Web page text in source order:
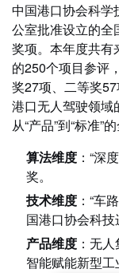
“无人驾驶、有人
市成网
无人配送车“遍地
中国港口协会科学
公室批准设立的全
奖项。本年度共有
的250个项目参评
奖27项、二等奖
港口无人驾驶领域
从“产品”到“标准”
算法维度 ：“深
奖。
技术维度 ：“车
国港口协会科技
产品维度 ：无
智能赋能新型工